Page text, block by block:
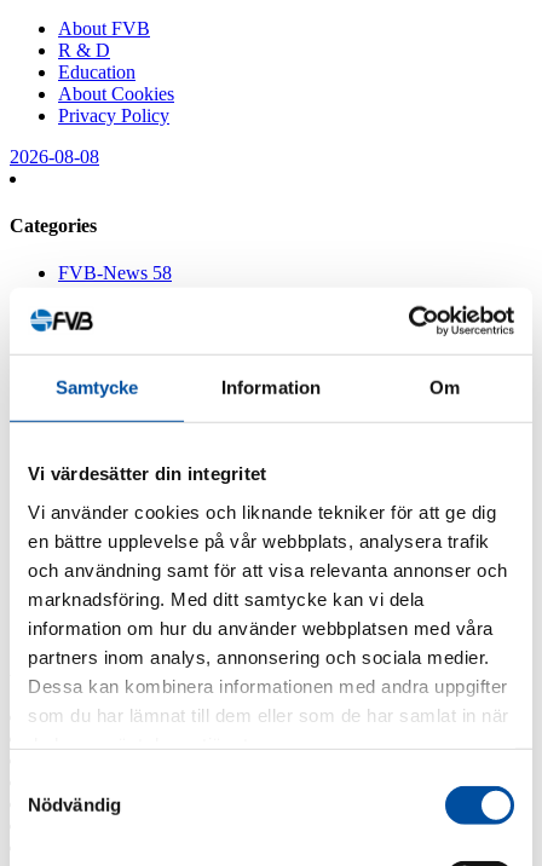
Samtycke Information Om
Vi värdesätter din integritet
Vi använder cookies och liknande tekniker för att ge dig
en bättre upplevelse på vår webbplats, analysera trafik
och användning samt för att visa relevanta annonser och
marknadsföring. Med ditt samtycke kan vi dela
information om hur du använder webbplatsen med våra
partners inom analys, annonsering och sociala medier.
Dessa kan kombinera informationen med andra uppgifter
som du har lämnat till dem eller som de har samlat in när
Nödvändig
About FVB
R & D
Education
About Cookies
Privacy Policy
2026-08-08
Categories
FVB-News 58
FVB-News 56
FVB-News 54
FVB-News 53
FVB-News 52
FVB-News 51
FVB-News 49
FVB-News 47
FVB-News 46
FVB-News 45
FVB-News 44
FVB-News 43
All news
Archive
2026
2022